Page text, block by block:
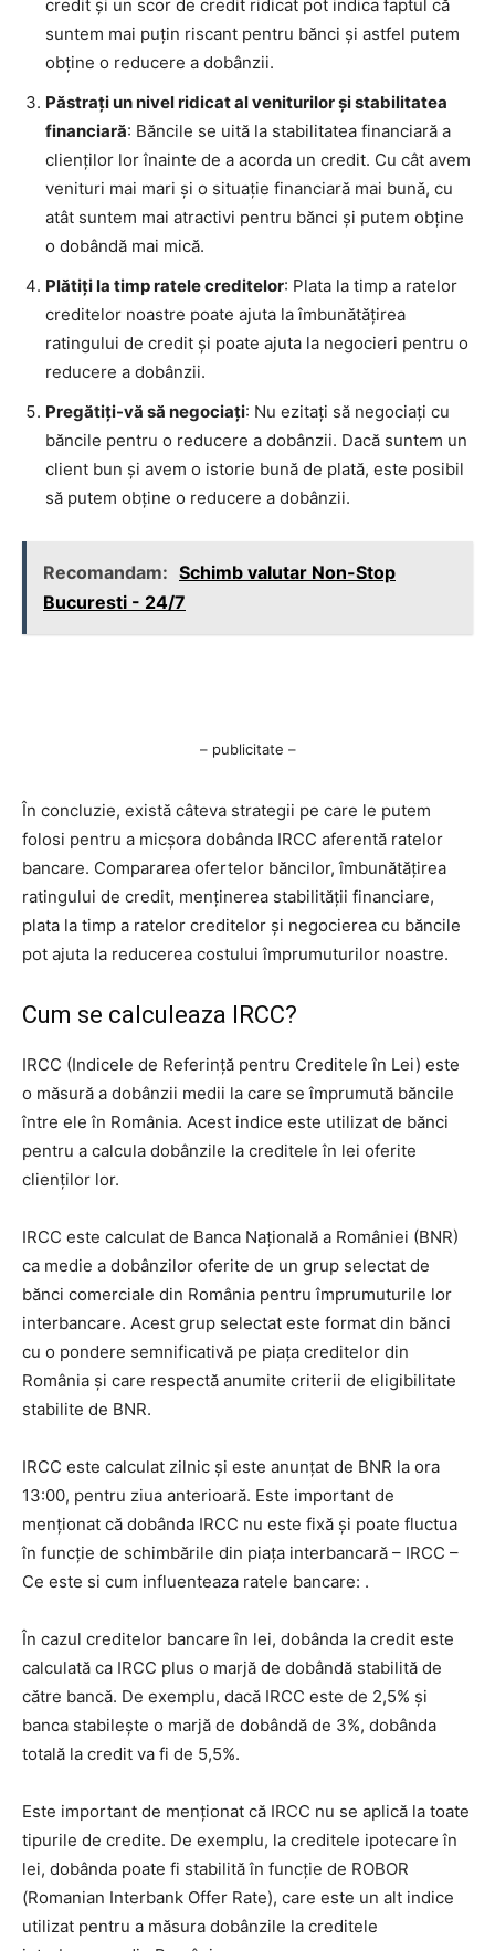
credit și un scor de credit ridicat pot indica faptul că
suntem mai puțin riscant pentru bănci și astfel putem
obține o reducere a dobânzii.
Păstrați un nivel ridicat al veniturilor și stabilitatea
financiară: Băncile se uită la stabilitatea financiară a
clienților lor înainte de a acorda un credit. Cu cât avem
venituri mai mari și o situație financiară mai bună, cu
atât suntem mai atractivi pentru bănci și putem obține
o dobândă mai mică.
Plătiți la timp ratele creditelor: Plata la timp a ratelor
creditelor noastre poate ajuta la îmbunătățirea
ratingului de credit și poate ajuta la negocieri pentru o
reducere a dobânzii.
Pregătiți-vă să negociați: Nu ezitați să negociați cu
băncile pentru o reducere a dobânzii. Dacă suntem un
client bun și avem o istorie bună de plată, este posibil
să putem obține o reducere a dobânzii.
Recomandam: Schimb valutar Non-Stop
Bucuresti - 24/7
– publicitate –
În concluzie, există câteva strategii pe care le putem
folosi pentru a micșora dobânda IRCC aferentă ratelor
bancare. Compararea ofertelor băncilor, îmbunătățirea
ratingului de credit, menținerea stabilității financiare,
plata la timp a ratelor creditelor și negocierea cu băncile
pot ajuta la reducerea costului împrumuturilor noastre.
Cum se calculeaza IRCC?
IRCC (Indicele de Referință pentru Creditele în Lei) este
o măsură a dobânzii medii la care se împrumută băncile
între ele în România. Acest indice este utilizat de bănci
pentru a calcula dobânzile la creditele în lei oferite
clienților lor.
IRCC este calculat de Banca Națională a României (BNR)
ca medie a dobânzilor oferite de un grup selectat de
bănci comerciale din România pentru împrumuturile lor
interbancare. Acest grup selectat este format din bănci
cu o pondere semnificativă pe piața creditelor din
România și care respectă anumite criterii de eligibilitate
stabilite de BNR.
IRCC este calculat zilnic și este anunțat de BNR la ora
13:00, pentru ziua anterioară. Este important de
menționat că dobânda IRCC nu este fixă și poate fluctua
în funcție de schimbările din piața interbancară – IRCC –
Ce este si cum influenteaza ratele bancare: .
În cazul creditelor bancare în lei, dobânda la credit este
calculată ca IRCC plus o marjă de dobândă stabilită de
către bancă. De exemplu, dacă IRCC este de 2,5% și
banca stabilește o marjă de dobândă de 3%, dobânda
totală la credit va fi de 5,5%.
Este important de menționat că IRCC nu se aplică la toate
tipurile de credite. De exemplu, la creditele ipotecare în
lei, dobânda poate fi stabilită în funcție de ROBOR
(Romanian Interbank Offer Rate), care este un alt indice
utilizat pentru a măsura dobânzile la creditele